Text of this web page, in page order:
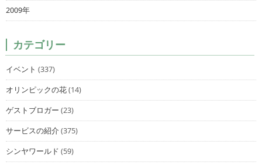
2009年
カテゴリー
イベント (337)
オリンピックの花(14)
ゲストブロガー (23)
サービスの紹介(375)
シンヤワールド (59)